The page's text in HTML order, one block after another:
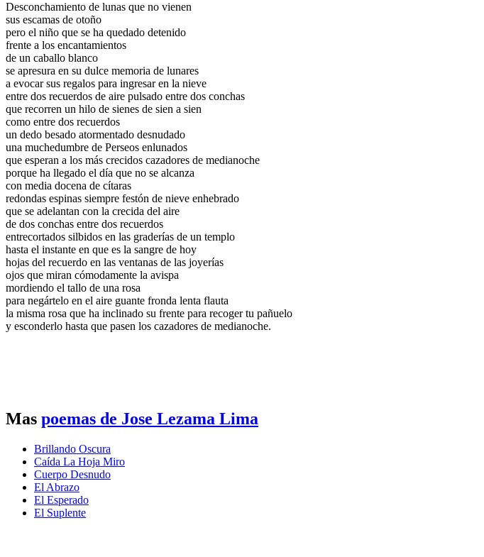
Desconchamiento de lunas que no vienen
sus escamas de otoño
pero el niño que se ha quedado detenido
frente a los encantamientos
de un caballo blanco
se apresura en su dulce memoria de lunares
a evocar sus regalos para ingresar en la nieve
entre dos recuerdos de aire pulsado entre dos conchas
que recorren un hilo de sienes de sien a sien
como entre dos recuerdos
un dedo besado atormentado desnudado
una muchedumbre de Perseos enlunados
que esperan a los más crecidos cazadores de medianoche
porque ha llegado el día que no se alcanza
con media docena de cítaras
redondas espinas siempre festón de nieve enhebrado
que se adelantan con la crecida del aire
de dos conchas entre dos recuerdos
entrecortados silbidos en las graderías de un templo
hasta el instante en que es la sangre de hoy
hojas del recuerdo en las ventanas de las joyerías
ojos que miran cómodamente la avispa
mordiendo el tallo de una rosa
para negártelo en el aire guante fronda lenta flauta
la misma rosa que ha inclinado su frente para recoger tu pañuelo
y esconderlo hasta que pasen los cazadores de medianoche.
Mas poemas de Jose Lezama Lima
Brillando Oscura
Caída La Hoja Miro
Cuerpo Desnudo
El Abrazo
El Esperado
El Suplente